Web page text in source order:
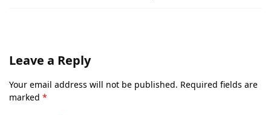
Leave a Reply
Your email address will not be published. Required fields are
marked *